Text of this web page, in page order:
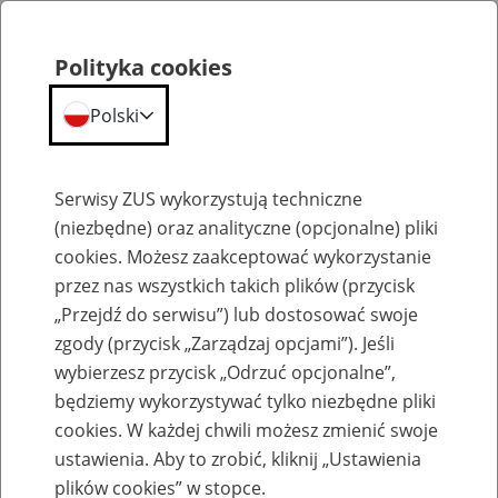
Emerytury
Baza zlikwidowanych lub
przekształconych zakładów pracy
Polityka cookies
Polski
Serwisy ZUS wykorzystują techniczne
(niezbędne) oraz analityczne (opcjonalne) pliki
cookies. Możesz zaakceptować wykorzystanie
przez nas wszystkich takich plików (przycisk
„Przejdź do serwisu”) lub dostosować swoje
zgody (przycisk „Zarządzaj opcjami”). Jeśli
wybierzesz przycisk „Odrzuć opcjonalne”,
będziemy wykorzystywać tylko niezbędne pliki
cookies. W każdej chwili możesz zmienić swoje
ustawienia. Aby to zrobić, kliknij „Ustawienia
plików cookies” w stopce.